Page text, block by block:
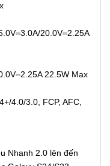
20.0V⎓2.25A
22.5W Max
4.0/3.0, FCP, AFC,
Nhanh 2.0 lên đến